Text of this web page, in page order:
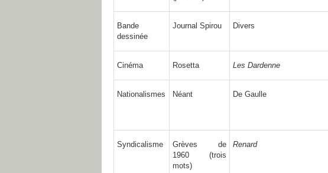
Bande
dessinée
JournalSpirou Divers
Cinéma Rosetta Les Dardenne
Nationalismes Néant De Gaulle
Syndicalisme
Grèves de
1960 (trois
mots)
Renard